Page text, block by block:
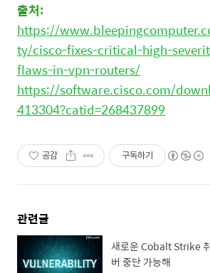
출처:
https://
ty/cisco-fixes-critical-high-
flaws-in-vpn-routers/
https://software.cisco.com/
413304?catid=268437899
공감 구독하기
관련글
새로운 Cobalt Strike
버 중단 가능해